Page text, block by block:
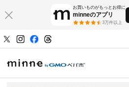
お買いものがもっとお得に
minneのアプリ
3万件以上